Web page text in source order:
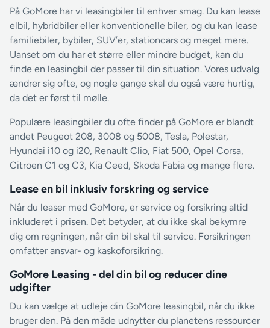
På GoMore har vi leasingbiler til enhver smag. Du kan lease
elbil, hybridbiler eller konventionelle biler, og du kan lease
familiebiler, bybiler, SUV’er, stationcars og meget mere.
Uanset om du har et større eller mindre budget, kan du
finde en leasingbil der passer til din situation. Vores udvalg
ændrer sig ofte, og nogle gange skal du også være hurtig,
da det er først til mølle.
Populære leasingbiler du ofte finder på GoMore er blandt
andet Peugeot 208, 3008 og 5008, Tesla, Polestar,
Hyundai i10 og i20, Renault Clio, Fiat 500, Opel Corsa,
Citroen C1 og C3, Kia Ceed, Skoda Fabia og mange flere.
Lease en bil inklusiv forskring og service
Når du leaser med GoMore, er service og forsikring altid
inkluderet i prisen. Det betyder, at du ikke skal bekymre
dig om regningen, når din bil skal til service. Forsikringen
omfatter ansvar- og kaskoforsikring.
GoMore Leasing - del din bil og reducer dine
udgifter
Du kan vælge at udleje din GoMore leasingbil, når du ikke
bruger den. På den måde udnytter du planetens ressourcer